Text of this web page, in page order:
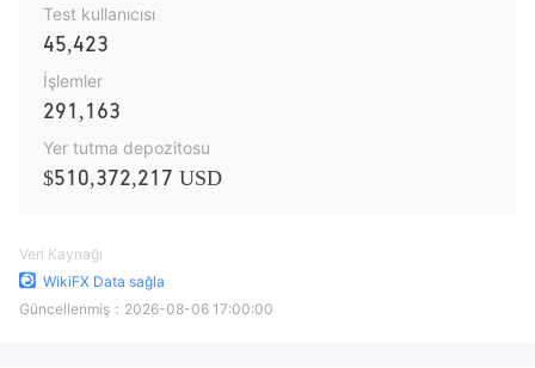
Test kullanıcısı
45,423
İşlemler
291,163
Yer tutma depozitosu
$510,372,217 USD
Veri Kaynağı
WikiFX Data sağla
Güncellenmiş： 2026-08-06 17:00:00